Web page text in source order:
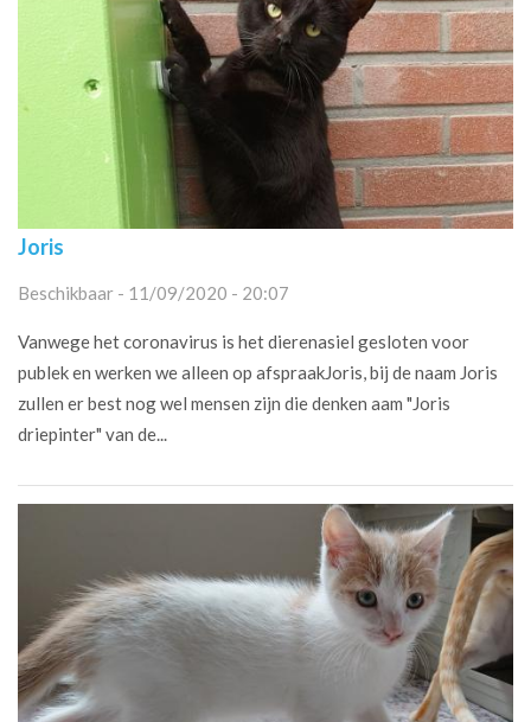
Joris
Beschikbaar - 11/09/2020 - 20:07
Vanwege het coronavirus is het dierenasiel gesloten voor
publek en werken we alleen op afspraakJoris, bij de naam Joris
zullen er best nog wel mensen zijn die denken aam "Joris
driepinter" van de...